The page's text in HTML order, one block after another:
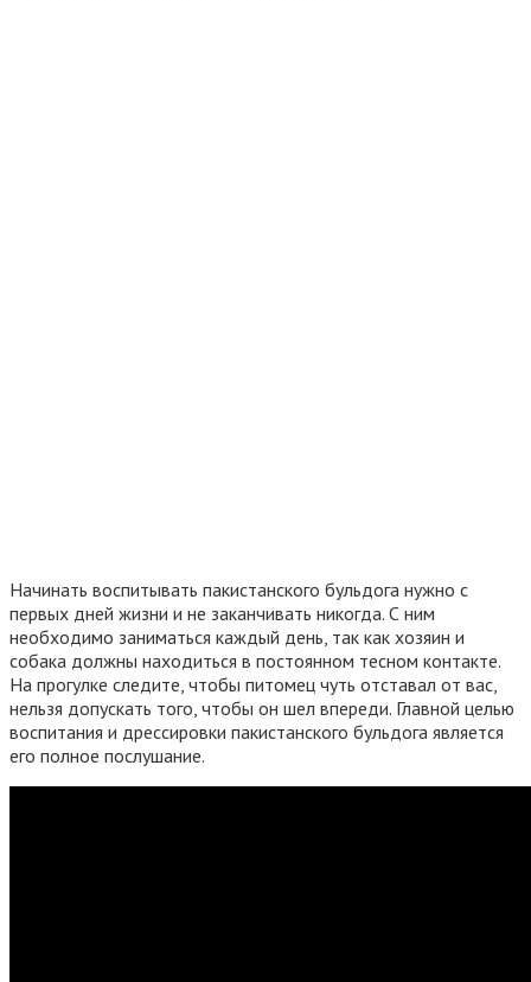
Начинать воспитывать пакистанского бульдога нужно с
первых дней жизни и не заканчивать никогда. С ним
необходимо заниматься каждый день, так как хозяин и
собака должны находиться в постоянном тесном контакте.
На прогулке следите, чтобы питомец чуть отставал от вас,
нельзя допускать того, чтобы он шел впереди. Главной целью
воспитания и дрессировки пакистанского бульдога является
его полное послушание.